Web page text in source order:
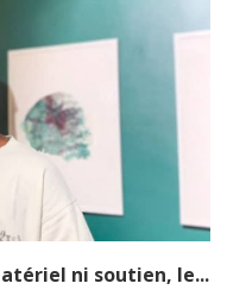
ni soutien, le...